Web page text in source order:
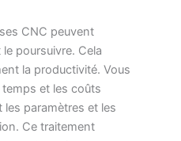
CNC peuvent
poursuivre. Cela
la productivité. Vous
et les coûts
paramètres et les
Ce traitement